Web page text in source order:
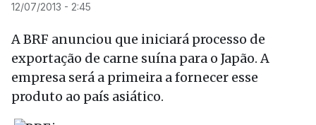
12/07/2013 - 2:45
A BRF anunciou que iniciará processo de
exportação de carne suína para o Japão. A
empresa será a primeira a fornecer esse
produto ao país asiático.